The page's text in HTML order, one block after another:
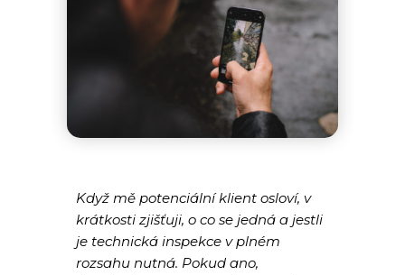
Když mě potenciální klient osloví, v
krátkosti zjišťuji, o co se jedná a jestli
je technická inspekce v plném
rozsahu nutná. Pokud ano,